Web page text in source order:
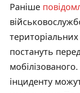
Раніше
постануть
інциденту